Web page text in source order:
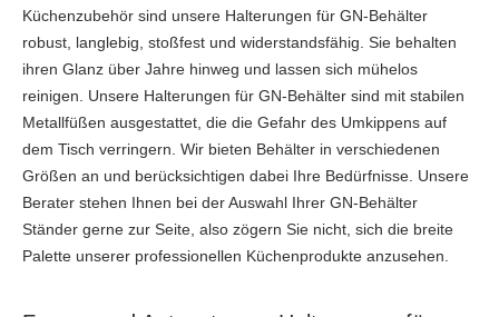
Küchenzubehör sind unsere Halterungen für GN-Behälter
robust, langlebig, stoßfest und widerstandsfähig. Sie behalten
ihren Glanz über Jahre hinweg und lassen sich mühelos
reinigen. Unsere Halterungen für GN-Behälter sind mit stabilen
Metallfüßen ausgestattet, die die Gefahr des Umkippens auf
dem Tisch verringern. Wir bieten Behälter in verschiedenen
Größen an und berücksichtigen dabei Ihre Bedürfnisse. Unsere
Berater stehen Ihnen bei der Auswahl Ihrer GN-Behälter
Ständer gerne zur Seite, also zögern Sie nicht, sich die breite
Palette unserer professionellen Küchenprodukte anzusehen.